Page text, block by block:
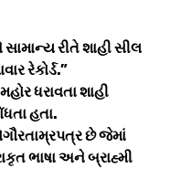
રીતે શાહી સીલ
રેકોર્ડ.”
ધરાવતા શાહી
હતા.
છે જેમાં
ભાષા અને બ્રાહ્મી